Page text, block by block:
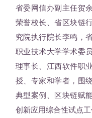
省委网信办副主任贺
荣誉校长、省区块链
究院执行院长李鸣，
职业技术大学学术委
理事长、江西软件职
授、专家和学者，围
典型案例、区块链赋
创新应用综合性试点